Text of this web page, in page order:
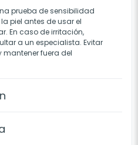
prueba de sensibilidad
piel antes de usar el
En caso de irritación,
a un especialista. Evitar
fuera del